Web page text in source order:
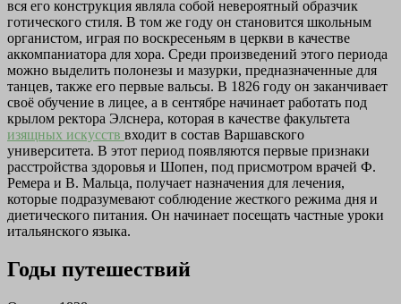
вся его конструкция являла собой невероятный образчик
готического стиля. В том же году он становится школьным
органистом, играя по воскресеньям в церкви в качестве
аккомпаниатора для хора. Среди произведений этого периода
можно выделить полонезы и мазурки, предназначенные для
танцев, также его первые вальсы. В 1826 году он заканчивает
своё обучение в лицее, а в сентябре начинает работать под
крылом ректора Элснера, которая в качестве факультета
изящных искусств входит в состав Варшавского
университета. В этот период появляются первые признаки
расстройства здоровья и Шопен, под присмотром врачей Ф.
Ремера и В. Мальца, получает назначения для лечения,
которые подразумевают соблюдение жесткого режима дня и
диетического питания. Он начинает посещать частные уроки
итальянского языка.
Годы путешествий